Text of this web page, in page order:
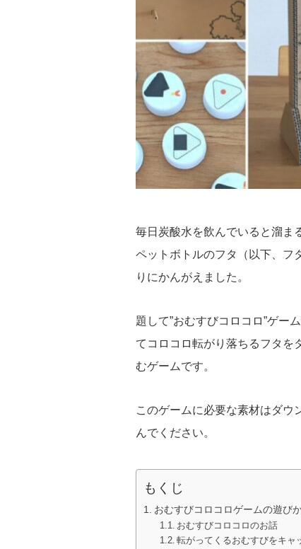
毎日炭酸水を飲んでいると溜ま
ペットボトルのフタ（以下、フ
りにかんがえました。
題して”おむすびコロコロ”ゲー
てコロコロ転がり落ちるフタを
むゲームです。
このゲームに必要な素材はダウ
んでください。
もくじ
おむすびコロコロゲームの遊び
おむすびコロコロのお話
転がってくるおむすびをキャ